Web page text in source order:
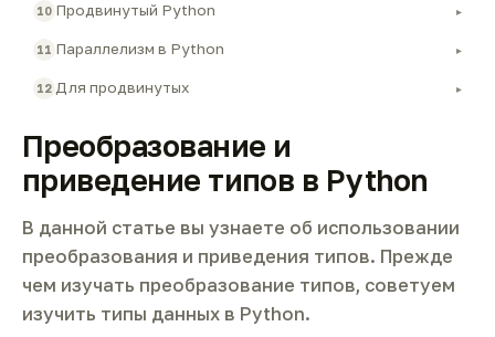
10 Продвинутый Python ▸
11 Параллелизм в Python ▸
12 Для продвинутых ▸
Преобразование и
приведение типов в Python
В данной статье вы узнаете об использовании
преобразования и приведения типов. Прежде
чем изучать преобразование типов, советуем
изучить типы данных в Python.